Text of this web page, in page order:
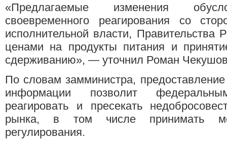
«Предлагаемые изменения
своевременного реагирования со
исполнительной власти,
ценами на продукты питания и
сдерживанию», — уточнил Роман
По словам замминистра,
информации позволит
реагировать и пресекать
рынка, в том числе принимать
регулирования.